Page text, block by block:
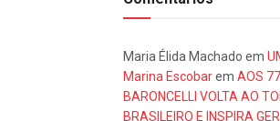
Maria Élida Machado em
Marina Escobarem AOS
BARONCELLI VOLTA AO
BRASILEIRO E INSPIRA